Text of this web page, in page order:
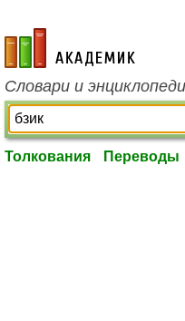
academic.ru
Словари и
Толкования Переводы